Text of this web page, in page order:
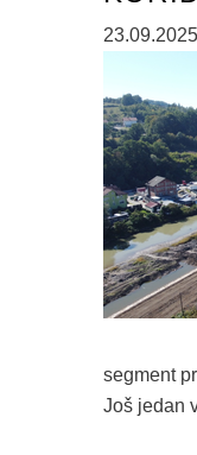
segment
Još jedan